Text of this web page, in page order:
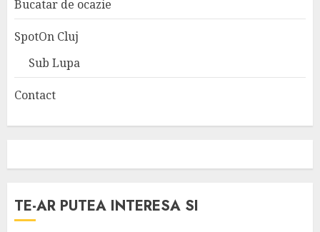
Bucatar de ocazie
SpotOn Cluj
Sub Lupa
Contact
TE-AR PUTEA INTERESA SI